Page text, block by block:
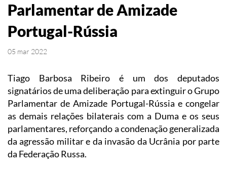
Parlamentar de Amizade
Portugal-Rússia
05 mar 2022
Tiago Barbosa Ribeiro é um dos deputados
signatários de uma deliberação para extinguir o Grupo
Parlamentar de Amizade Portugal-Rússia e congelar
as demais relações bilaterais com a Duma e os seus
parlamentares, reforçando a condenação generalizada
da agressão militar e da invasão da Ucrânia por parte
da Federação Russa.